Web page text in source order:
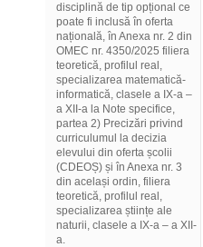
disciplină de tip opțional ce
poate fi inclusă în oferta
națională, în Anexa nr. 2 din
OMEC nr. 4350/2025 filiera
teoretică, profilul real,
specializarea matematică-
informatică, clasele a IX-a –
a XII-a la Note specifice,
partea 2) Precizări privind
curriculumul la decizia
elevului din oferta școlii
(CDEOȘ) și în Anexa nr. 3
din același ordin, filiera
teoretică, profilul real,
specializarea științe ale
naturii, clasele a IX-a – a XII-
a.